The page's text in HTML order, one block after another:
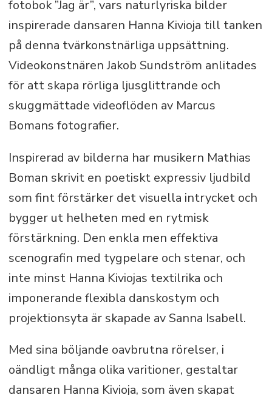
Scen:
Alandicas auditorium.
Urpremiär och enda
föreställning:Söndagen den 12 januari.
fotobok ”Jag är”, vars naturlyriska bilder
inspirerade dansaren Hanna Kivioja till tanken
på denna tvärkonstnärliga uppsättning.
Videokonstnären Jakob Sundström anlitades
för att skapa rörliga ljusglittrande och
skuggmättade videoflöden av Marcus
Bomans fotografier.
Inspirerad av bilderna har musikern Mathias
Boman skrivit en poetiskt expressiv ljudbild
som fint förstärker det visuella intrycket och
bygger ut helheten med en rytmisk
förstärkning. Den enkla men effektiva
scenografin med tygpelare och stenar, och
inte minst Hanna Kiviojas textilrika och
imponerande flexibla danskostym och
projektionsyta är skapade av Sanna Isabell.
Med sina böljande oavbrutna rörelser, i
oändligt många olika varitioner, gestaltar
dansaren Hanna Kivioja, som även skapat